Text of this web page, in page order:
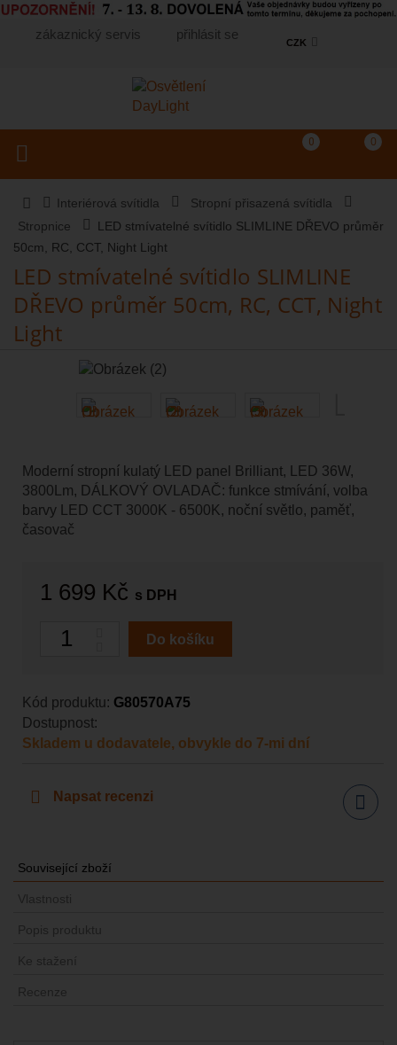
zákaznický servis přihlásit se
CZK
Košík 0
(prázdný)
0
Porovnání produktů
Toggle navigation
Interiérová svítidla
Stropní přisazená svítidla
Stropnice
LED stmívatelné svítidlo SLIMLINE DŘEVO průměr
50cm, RC, CCT, Night Light
LED stmívatelné svítidlo SLIMLINE
DŘEVO průměr 50cm, RC, CCT, Night
Light
Moderní stropní kulatý LED panel Brilliant, LED 36W,
3800Lm, DÁLKOVÝ OVLADAČ: funkce stmívání, volba
barvy LED CCT 3000K - 6500K, noční světlo, paměť,
časovač
1 699 Kč s DPH
Počet
Do košíku
Kód produktu: G80570A75
Dostupnost:
Skladem u dodavatele, obvykle do 7-mi dní
Napsat recenzi
Sdílet
Související zboží
Vlastnosti
Popis produktu
Ke stažení
Recenze